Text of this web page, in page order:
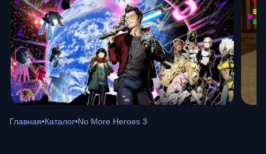
Главная•Каталог•No More Heroes 3